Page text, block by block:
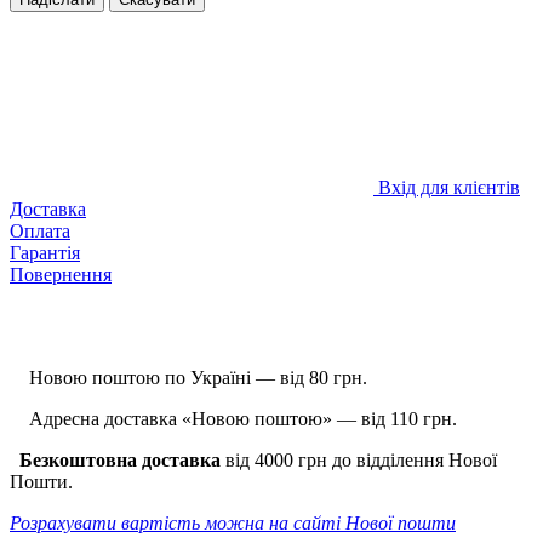
Вхід для клієнтів
Доставка
Оплата
Гарантія
Повернення
Новою поштою по Україні — від 80 грн.
Адресна доставка «Новою поштою» — від 110 грн.
Безкоштовна доставка від 4000 грн до відділення Нової
Пошти.
Розрахувати вартість можна на сайті Нової пошти